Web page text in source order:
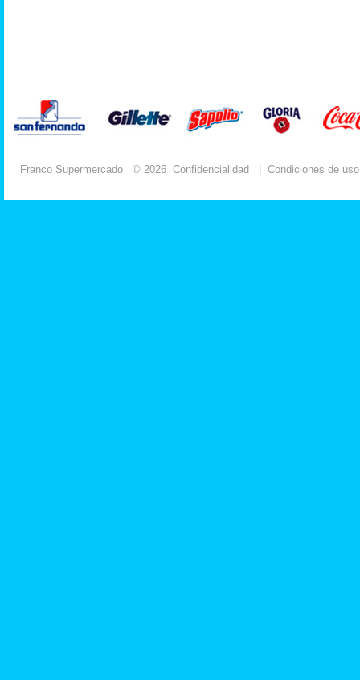
Franco Supermercado © 2026 Confidencialidad Condiciones de uso